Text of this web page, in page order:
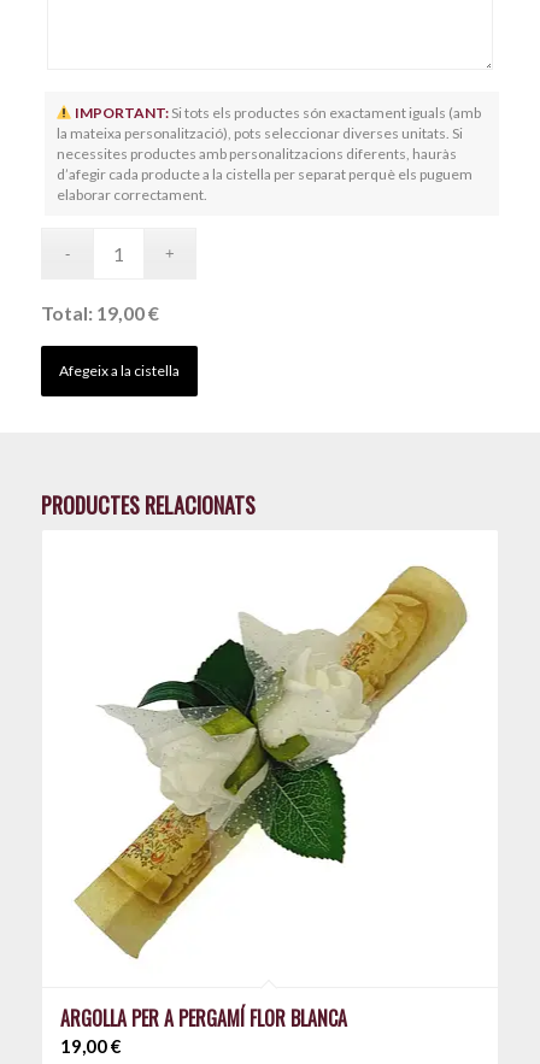
IMPORTANT: Si tots els productes són exactament iguals (amb
la mateixa personalització), pots seleccionar diverses unitats. Si
necessites productes amb personalitzacions diferents, hauràs
d’afegir cada producte a la cistella per separat perquè els puguem
elaborar correctament.
Total: 19,00 €
Afegeix a la cistella
PRODUCTES RELACIONATS
ARGOLLA PER A PERGAMÍ FLOR BLANCA
19,00€